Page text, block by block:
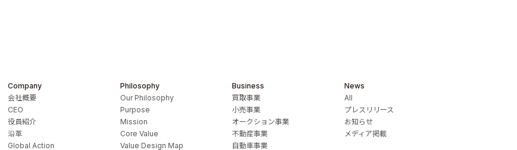
Company
会社概要
CEO
役員紹介
沿革
Global Action
Philosophy
Our Philosophy
Purpose
Mission
Core Value
Value Design Map
Business
買取事業
小売事業
オークション事業
不動産事業
自動車事業
News
All
プレスリリース
お知らせ
メディア掲載